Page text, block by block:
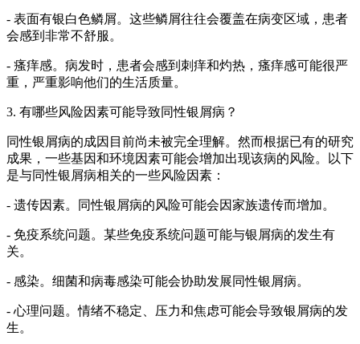
- 表面有银白色鳞屑。这些鳞屑往往会覆盖在病变区域，患者
会感到非常不舒服。
- 瘙痒感。病发时，患者会感到刺痒和灼热，瘙痒感可能很严
重，严重影响他们的生活质量。
3. 有哪些风险因素可能导致同性银屑病？
同性银屑病的成因目前尚未被完全理解。然而根据已有的研究
成果，一些基因和环境因素可能会增加出现该病的风险。以下
是与同性银屑病相关的一些风险因素：
- 遗传因素。同性银屑病的风险可能会因家族遗传而增加。
- 免疫系统问题。某些免疫系统问题可能与银屑病的发生有
关。
- 感染。细菌和病毒感染可能会协助发展同性银屑病。
- 心理问题。情绪不稳定、压力和焦虑可能会导致银屑病的发
生。